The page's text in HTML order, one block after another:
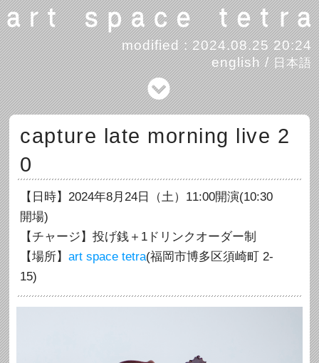
modified : 2024.08.25 20:24
english/日本語
capture late morning live 2
0
【日時】2024年8月24日（土）11:00開演(10:30
開場)
【チャージ】投げ銭＋1ドリンクオーダー制
【場所】art space tetra(福岡市博多区須崎町 2-
15)